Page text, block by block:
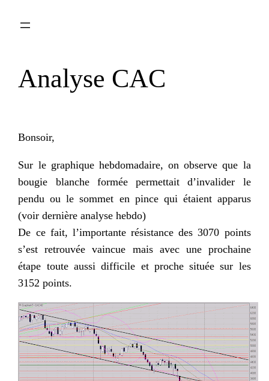
Analyse CAC
Bonsoir,
Sur le graphique hebdomadaire, on observe que la
bougie blanche formée permettait d’invalider le
pendu ou le sommet en pince qui étaient apparus
(voir dernière analysehebdo)
De ce fait, l’importante résistance des 3070 points
s’est retrouvée vaincue mais avec une prochaine
étape toute aussi difficile et proche située sur les
3152 points.